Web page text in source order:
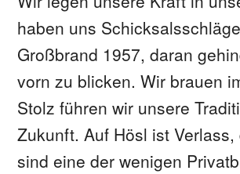
haben uns
Großbrand 1957, daran
vorn zu blicken. Wir brauen
Stolz führen wir unsere
Zukunft. Auf Hösl ist Verlass,
sind eine der wenigen